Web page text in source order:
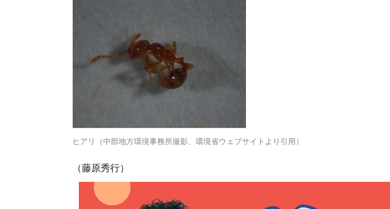
ヒアリ（中部地方環境事務所撮影、環境省ウェブサイトより引用）
（藤原秀行）